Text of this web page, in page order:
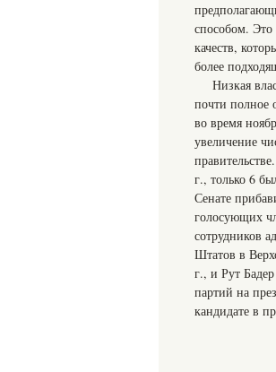
способом. Это
качеств,
более
Низкая
почти полное
во время
увеличение
г., только 6
Сенате
голосующих
сотрудников
Штатов в
г., и Рут
партий на
кандидате в